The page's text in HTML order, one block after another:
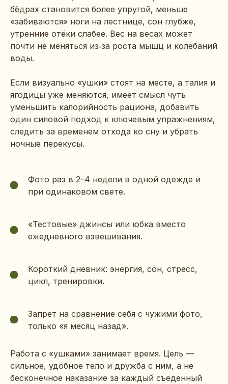
бёдрах становится более упругой, меньше
«забиваются» ноги на лестнице, сон глубже,
утренние отёки слабее. Вес на весах может
почти не меняться из‑за роста мышц и колебаний
воды.
Если визуально «ушки» стоят на месте, а талия и
ягодицы уже меняются, имеет смысл чуть
уменьшить калорийность рациона, добавить
один силовой подход к ключевым упражнениям,
следить за временем отхода ко сну и убрать
ночные перекусы.
Фото раз в 2–4 недели в одной одежде и
при одинаковом свете.
«Тестовые» джинсы или юбка вместо
ежедневного взвешивания.
Короткий дневник: энергия, сон, стресс,
цикл, тренировки.
Запрет на сравнение себя с чужими фото,
только «я месяц назад».
Работа с «ушками» занимает время. Цель —
сильное, удобное тело и дружба с ним, а не
бесконечное наказание за каждый съеденный